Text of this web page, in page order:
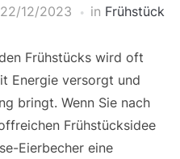
22/12/2023 in Frühstück
Frühstücks wird oft
Energie versorgt und
bringt. Wenn Sie nach
Frühstücksidee
Eierbecher eine